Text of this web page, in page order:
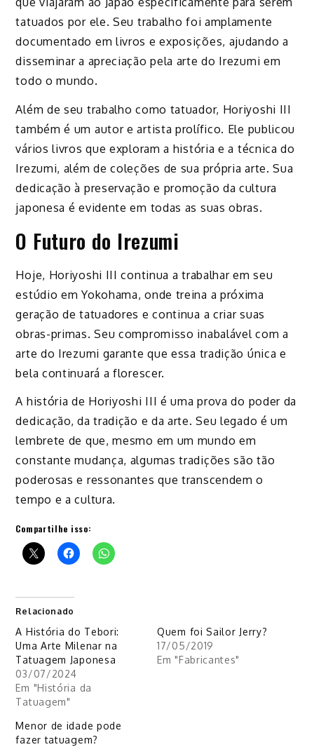
tatuados por ele. Seu trabalho foi amplamente
documentado em livros e exposições, ajudando a
disseminar a apreciação pela arte do Irezumi em
todo o mundo.
Além de seu trabalho como tatuador, Horiyoshi III
também é um autor e artista prolífico. Ele publicou
vários livros que exploram a história e a técnica do
Irezumi, além de coleções de sua própria arte. Sua
dedicação à preservação e promoção da cultura
japonesa é evidente em todas as suas obras.
O Futuro do Irezumi
Hoje, Horiyoshi III continua a trabalhar em seu
estúdio em Yokohama, onde treina a próxima
geração de tatuadores e continua a criar suas
obras-primas. Seu compromisso inabalável com a
arte do Irezumi garante que essa tradição única e
bela continuará a florescer.
A história de Horiyoshi III é uma prova do poder da
dedicação, da tradição e da arte. Seu legado é um
lembrete de que, mesmo em um mundo em
constante mudança, algumas tradições são tão
poderosas e ressonantes que transcendem o
tempo e a cultura.
Compartilhe isso:
Relacionado
A História do Tebori:
Uma Arte Milenar na
Tatuagem Japonesa
03/07/2024
Em "História da
Tatuagem"
Quem foi Sailor Jerry?
17/05/2019
Em "Fabricantes"
Menor de idade pode
fazer tatuagem?